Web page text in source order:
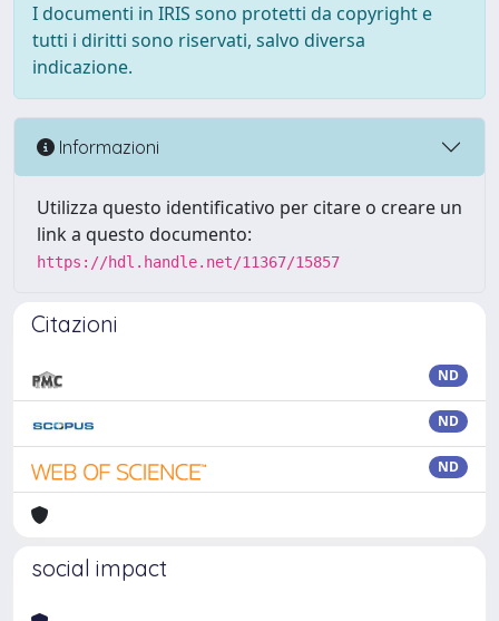
I documenti in IRIS sono protetti da copyright e
tutti i diritti sono riservati, salvo diversa
indicazione.
Informazioni
Utilizza questo identificativo per citare o creare un
link a questo documento:
https://hdl.handle.net/11367/15857
Citazioni
ND
ND
ND
social impact